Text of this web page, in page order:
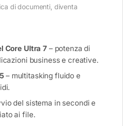
di documenti, diventa
Core Ultra 7– potenza di
business e creative.
– multitasking fluido e
del sistema in secondi e
ai file.